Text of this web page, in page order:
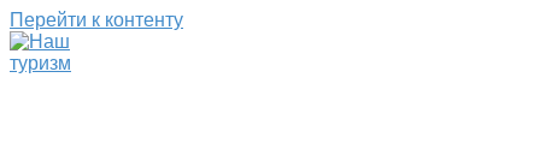
Перейти к контенту